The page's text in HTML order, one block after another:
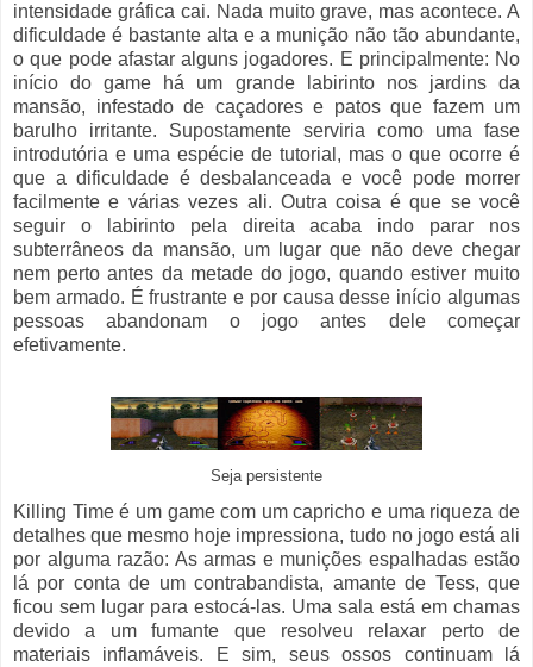
intensidade gráfica cai. Nada muito grave, mas acontece. A
dificuldade é bastante alta e a munição não tão abundante,
o que pode afastar alguns jogadores. E principalmente: No
início do game há um grande labirinto nos jardins da
mansão, infestado de caçadores e patos que fazem um
barulho irritante. Supostamente serviria como uma fase
introdutória e uma espécie de tutorial, mas o que ocorre é
que a dificuldade é desbalanceada e você pode morrer
facilmente e várias vezes ali. Outra coisa é que se você
seguir o labirinto pela direita acaba indo parar nos
subterrâneos da mansão, um lugar que não deve chegar
nem perto antes da metade do jogo, quando estiver muito
bem armado. É frustrante e por causa desse início algumas
pessoas abandonam o jogo antes dele começar
efetivamente.
Seja persistente
Killing Time é um game com um capricho e uma riqueza de
detalhes que mesmo hoje impressiona, tudo no jogo está ali
por alguma razão: As armas e munições espalhadas estão
lá por conta de um contrabandista, amante de Tess, que
ficou sem lugar para estocá-las. Uma sala está em chamas
devido a um fumante que resolveu relaxar perto de
materiais inflamáveis. E sim, seus ossos continuam lá